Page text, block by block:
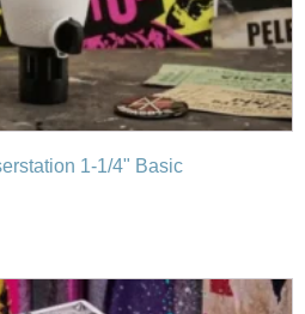
1-1/4" Basic